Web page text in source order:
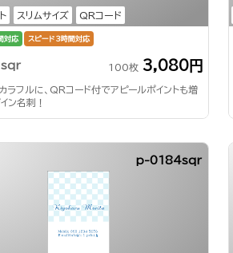
スリムサイズ QRコード
対応 スピード3時間対応
100枚 3,080円
ラフルに、QRコード付でアピールポイントも増
ン名刺！
p-0184sqr